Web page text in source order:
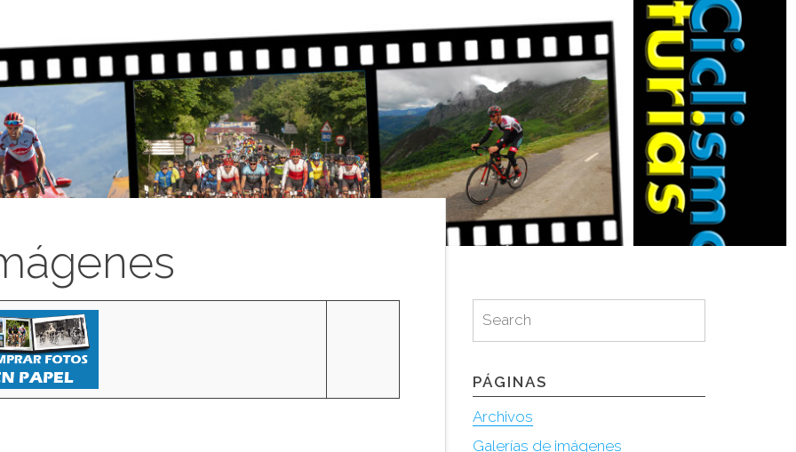
for:
Search
PÁGINAS
Archivos
Galerías de imágenes